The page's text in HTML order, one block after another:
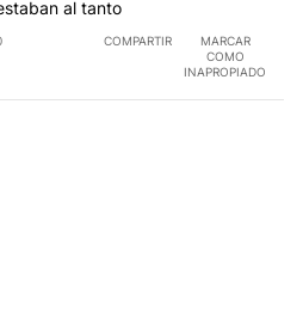
al tanto
COMPARTIR
MARCAR
COMO
INAPROPIADO